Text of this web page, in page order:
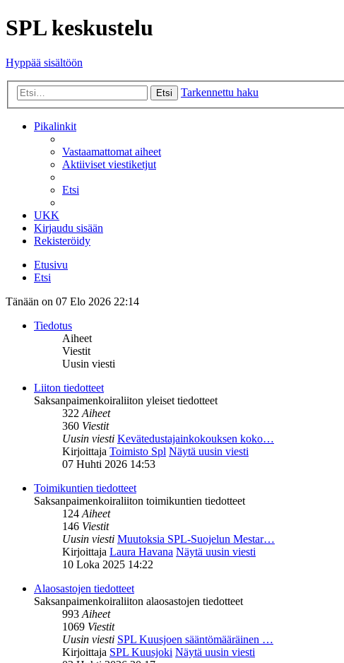
SPL keskustelu
Hyppää sisältöön
Etsi Tarkennettu haku
Pikalinkit
Vastaamattomat aiheet
Aktiiviset viestiketjut
Etsi
UKK
Kirjaudu sisään
Rekisteröidy
Etusivu
Etsi
Tänään on 07 Elo 2026 22:14
Tiedotus
Aiheet
Viestit
Uusin viesti
Liiton tiedotteet
Saksanpaimenkoiraliiton yleiset tiedotteet
322Aiheet
360 Viestit
Uusin viesti Kevätedustajainkokouksen koko…
Kirjoittaja Toimisto Spl Näytä uusin viesti
07 Huhti 2026 14:53
Toimikuntien tiedotteet
Saksanpaimenkoiraliiton toimikuntien tiedotteet
124Aiheet
146 Viestit
Uusin viesti Muutoksia SPL-Suojelun Mestar…
Kirjoittaja Laura Havana Näytä uusin viesti
10 Loka 2025 14:22
Alaosastojen tiedotteet
Saksanpaimenkoiraliiton alaosastojen tiedotteet
993Aiheet
1069 Viestit
Uusin viesti SPL Kuusjoen sääntömääräinen …
Kirjoittaja SPL Kuusjoki Näytä uusin viesti